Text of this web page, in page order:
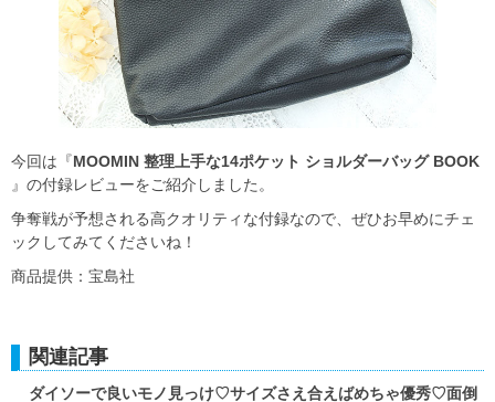
今回は『MOOMIN 整理上手な14ポケット ショルダーバッグ BOOK
』の付録レビューをご紹介しました。
争奪戦が予想される高クオリティな付録なので、ぜひお早めにチェ
ックしてみてくださいね！
商品提供：宝島社
関連記事
ダイソーで良いモノ見っけ♡サイズさえ合えばめちゃ優秀♡面倒